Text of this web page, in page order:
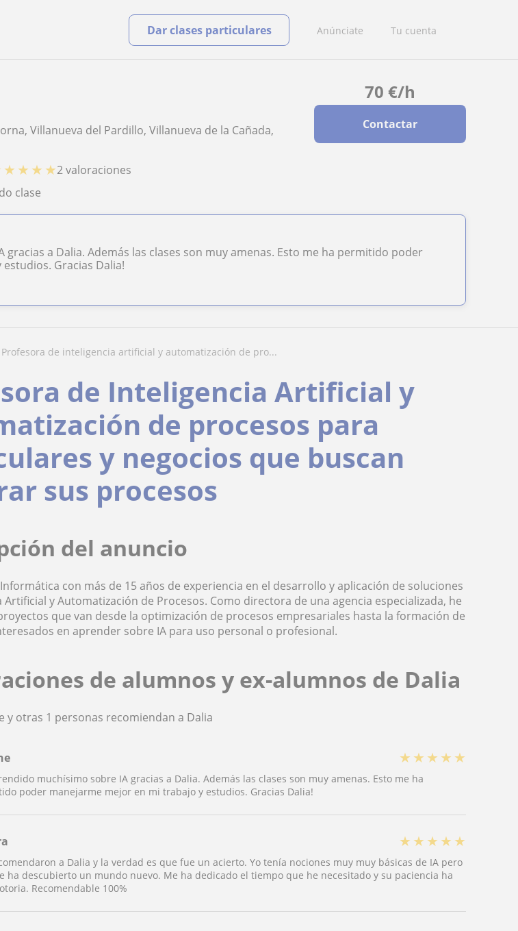
Anúnciate Tu cuenta
Dar clases particulares
70 €/h
Contactar
Villanueva del Pardillo, Villanueva de la Cañada,
★ ★ ★ ★2 valoraciones
clase
a Dalia. Además las clases son muy amenas. Esto me ha permitido poder
Gracias Dalia!
profesora de inteligencia artificial y automatización de pro...
de Inteligencia Artificial y
de procesos para
y negocios que buscan
sus procesos
del anuncio
con más de 15 años de experiencia en el desarrollo y aplicación de soluciones
Artificial y Automatización de Procesos. Como directora de una agencia especializada, he
que van desde la optimización de procesos empresariales hasta la formación de
en aprender sobre IA para uso personal o profesional.
de alumnos y ex-alumnos de Dalia
y otras 1 personas recomiendan a Dalia
★ ★ ★ ★ ★
muchísimo sobre IA gracias a Dalia. Además las clases son muy amenas. Esto me ha
poder manejarme mejor en mi trabajo y estudios. Gracias Dalia!
★ ★ ★ ★ ★
a Dalia y la verdad es que fue un acierto. Yo tenía nociones muy muy básicas de IA pero
ha descubierto un mundo nuevo. Me ha dedicado el tiempo que he necesitado y su paciencia ha
Recomendable 100%